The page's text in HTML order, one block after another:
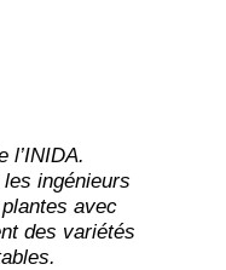
l’INIDA.
ingénieurs
avec
des variétés